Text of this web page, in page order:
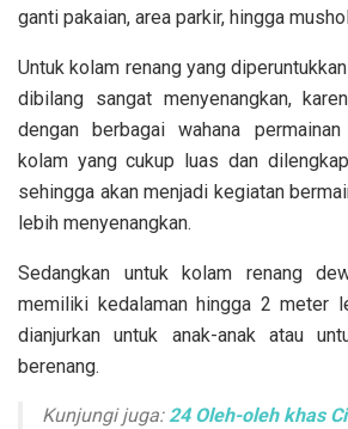
ganti pakaian, area parkir, hingga
Untuk kolam renang yang
dibilang sangat menyenangkan,
dengan berbagai wahana
kolam yang cukup luas dan
sehingga akan menjadi kegiatan
lebih menyenangkan.
Sedangkan untuk kolam renang
memiliki kedalaman hingga 2 meter
dianjurkan untuk anak-anak atau
berenang.
Kunjungi juga: 24 Oleh-oleh khas